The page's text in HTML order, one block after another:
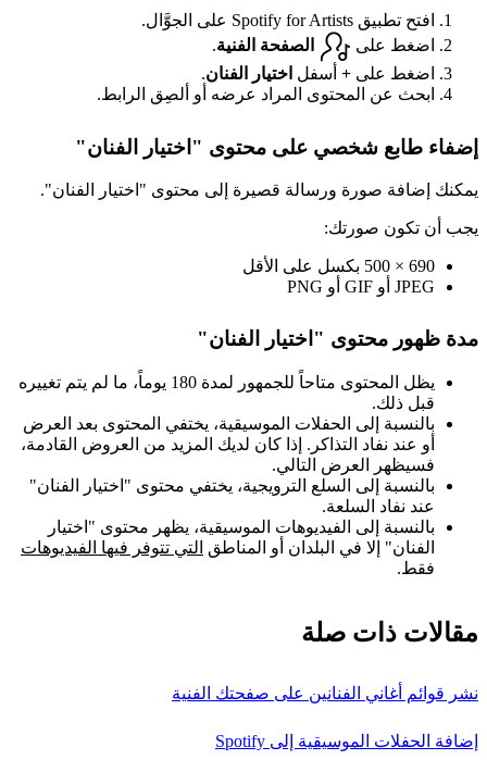
افتح تطبيق Spotify for Artists على الجوَّال.
اضغط على
الصفحة الفنية.
اضغط على + أسفل اختيار الفنان.
ابحث عن المحتوى المراد عرضه أو ألصِق الرابط.
إضفاء طابع شخصي على محتوى "اختيار الفنان"
يمكنك إضافة صورة ورسالة قصيرة إلى محتوى "اختيار الفنان".
يجب أن تكون صورتك:
690 × 500 بكسل على الأقل
JPEG أو GIF أو PNG
مدة ظهور محتوى "اختيار الفنان"
يظل المحتوى متاحاً للجمهور لمدة 180 يوماً، ما لم يتم تغييره
قبل ذلك.
بالنسبة إلى الحفلات الموسيقية، يختفي المحتوى بعد العرض
أو عند نفاد التذاكر. إذا كان لديك المزيد من العروض القادمة،
فسيظهر العرض التالي.
بالنسبة إلى السلع الترويجية، يختفي محتوى "اختيار الفنان"
عند نفاد السلعة.
بالنسبة إلى الفيديوهات الموسيقية، يظهر محتوى "اختيار
الفنان" إلا في البلدان أو المناطق التي تتوفر فيها الفيديوهات
فقط.
مقالات ذات صلة
نشر قوائم أغاني الفنانين على صفحتك الفنية
إضافة الحفلات الموسيقية إلى Spotify